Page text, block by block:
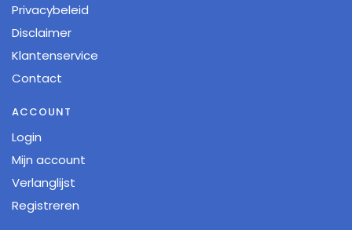
Privacybeleid
Disclaimer
Klantenservice
Contact
ACCOUNT
Login
Mijn account
Verlanglijst
Registreren